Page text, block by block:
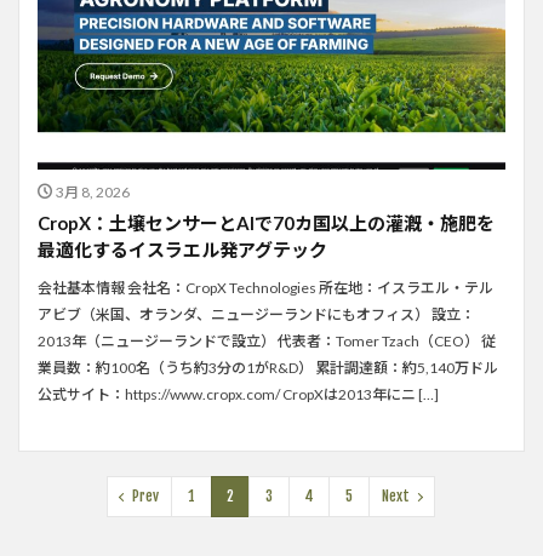
3月 8, 2026
CropX：土壌センサーとAIで70カ国以上の灌漑・施肥を
最適化するイスラエル発アグテック
会社基本情報 会社名：CropX Technologies 所在地：イスラエル・テル
アビブ（米国、オランダ、ニュージーランドにもオフィス） 設立：
2013年（ニュージーランドで設立） 代表者：Tomer Tzach（CEO） 従
業員数：約100名（うち約3分の1がR&D） 累計調達額：約5,140万ドル
公式サイト：https://www.cropx.com/ CropXは2013年にニ […]
Prev 1 2 3 4 5 Next